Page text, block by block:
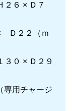
２６ × Ｄ７
Ｄ２２（ｍ
３０ × Ｄ２９
専用チャージ